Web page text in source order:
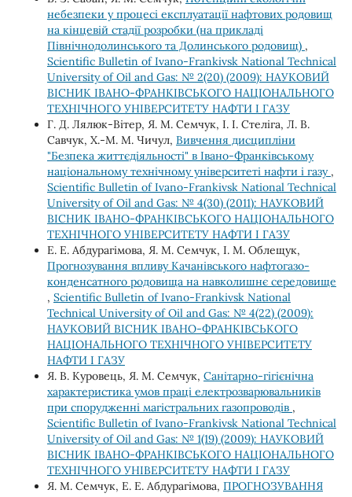
небезпеки у процесі експлуатації нафтових родовищ
на кінцевій стадії розробки (на прикладі
Північнодолинського та Долинського родовищ) ,
Scientific Bulletin of Ivano-Frankivsk National Technical
University of Oil and Gas: № 2(20) (2009): НАУКОВИЙ
ВІСНИК ІВАНО-ФРАНКІВСЬКОГО НАЦІОНАЛЬНОГО
ТЕХНІЧНОГО УНІВЕРСИТЕТУ НАФТИ І ГАЗУ
Г. Д. Лялюк-Вітер, Я. М. Семчук, І. І. Стеліга, Л. В.
Савчук, Х.-М. М. Чичул, Вивчення дисципліни
"Безпека життєдіяльності" в Івано-Франківському
національному технічному університеті нафти і газу ,
Scientific Bulletin of Ivano-Frankivsk National Technical
University of Oil and Gas: № 4(30) (2011): НАУКОВИЙ
ВІСНИК ІВАНО-ФРАНКІВСЬКОГО НАЦІОНАЛЬНОГО
ТЕХНІЧНОГО УНІВЕРСИТЕТУ НАФТИ І ГАЗУ
Е. Е. Абдурагімова, Я. М. Семчук, І. М. Облещук,
Прогнозування впливу Качанівського нафтогазо-
конденсатного родовища на навколишнє середовище
, Scientific Bulletin of Ivano-Frankivsk National
Technical University of Oil and Gas: № 4(22) (2009):
НАУКОВИЙ ВІСНИК ІВАНО-ФРАНКІВСЬКОГО
НАЦІОНАЛЬНОГО ТЕХНІЧНОГО УНІВЕРСИТЕТУ
НАФТИ І ГАЗУ
Я. В. Куровець, Я. М. Семчук, Санітарно-гігієнічна
характеристика умов праці електрозварювальників
при спорудженні магістральних газопроводів ,
Scientific Bulletin of Ivano-Frankivsk National Technical
University of Oil and Gas: № 1(19) (2009): НАУКОВИЙ
ВІСНИК ІВАНО-ФРАНКІВСЬКОГО НАЦІОНАЛЬНОГО
ТЕХНІЧНОГО УНІВЕРСИТЕТУ НАФТИ І ГАЗУ
Я. М. Семчук, Е. Е. Абдурагімова, ПРОГНОЗУВАННЯ